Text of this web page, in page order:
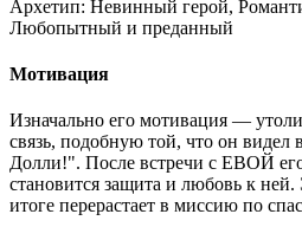
Архетип: Невинный герой,
Любопытный и преданный
Мотивация
Изначально его мотивация —
связь, подобную той, что он
Долли!". После встречи с ЕВОЙ
становится защита и любовь к ней.
итоге перерастает в миссию по